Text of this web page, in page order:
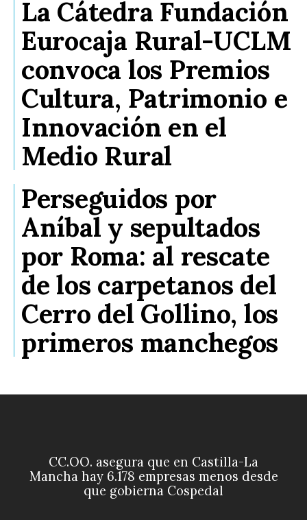
La Cátedra Fundación
Eurocaja Rural-UCLM
convoca los Premios
Cultura, Patrimonio e
Innovación en el
Medio Rural
Perseguidos por
Aníbal y sepultados
por Roma: al rescate
de los carpetanos del
Cerro del Gollino, los
primeros manchegos
CC.OO. asegura que en Castilla-La
Mancha hay 6.178 empresas menos desde
que gobierna Cospedal